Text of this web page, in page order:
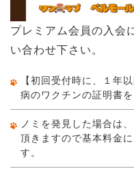
プレミアム会員の入会
い合わせ下さい。
【初回受付時に、１年
病のワクチンの証明書
ノミを発見した場合は
頂きますので基本料金
す。